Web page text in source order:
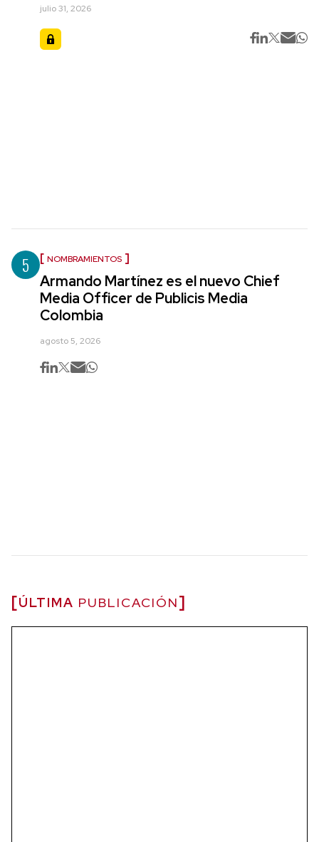
julio 31, 2026
5 NOMBRAMIENTOS
Armando Martínez es el nuevo Chief
Media Officer de Publicis Media
Colombia
agosto 5, 2026
ÚLTIMA PUBLICACIÓN